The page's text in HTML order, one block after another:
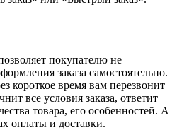
покупателю не
заказа самостоятельно.
короткое время вам перезвонит
все условия заказа, ответит
товара, его особенностей. А
оплаты и доставки.